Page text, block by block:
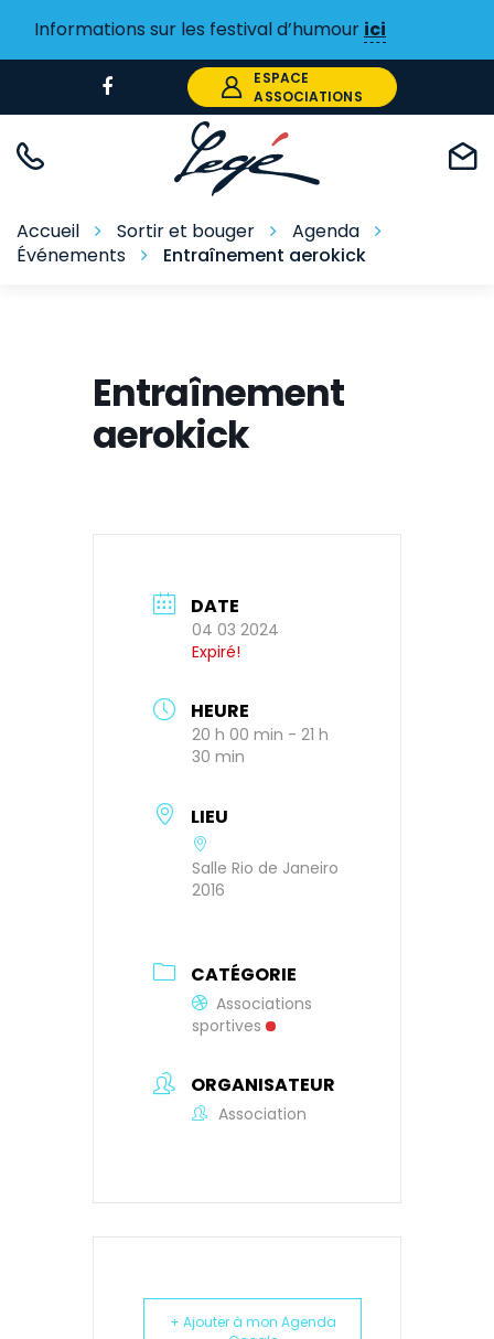
Informations sur les festival d’humour ici
vers
Facebook
ESPACE
ASSOCIATIONS
Accueil Sortir et bouger
Agenda
Événements
Entraînement aerokick
Entraînement
aerokick
DATE
04 03 2024
Expiré!
HEURE
20 h 00 min - 21 h
30 min
LIEU
Salle Rio de Janeiro
2016
CATÉGORIE
Associations
sportives
ORGANISATEUR
Association
+ Ajouter à mon Agenda